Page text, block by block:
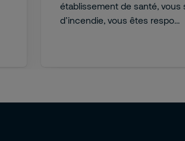
établissement de santé, vous
d’incendie, vous êtes respo...